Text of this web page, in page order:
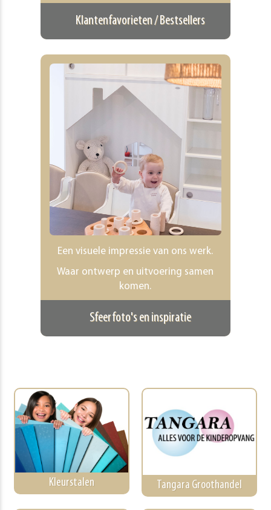
Klantenfavorieten / Bestsellers
Een visuele impressie van ons werk.
Waar ontwerp en uitvoering samen
komen.
Sfeerfoto's en inspiratie
Kleurstalen Tangara Groothandel